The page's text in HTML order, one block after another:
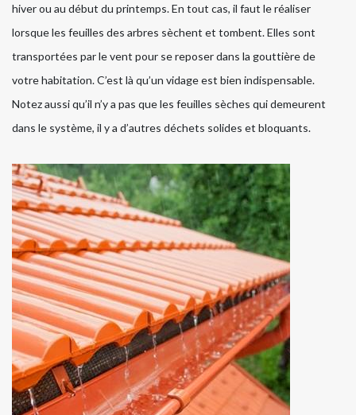
hiver ou au début du printemps. En tout cas, il faut le réaliser
lorsque les feuilles des arbres sèchent et tombent. Elles sont
transportées par le vent pour se reposer dans la gouttière de
votre habitation. C’est là qu’un vidage est bien indispensable.
Notez aussi qu’il n’y a pas que les feuilles sèches qui demeurent
dans le système, il y a d’autres déchets solides et bloquants.